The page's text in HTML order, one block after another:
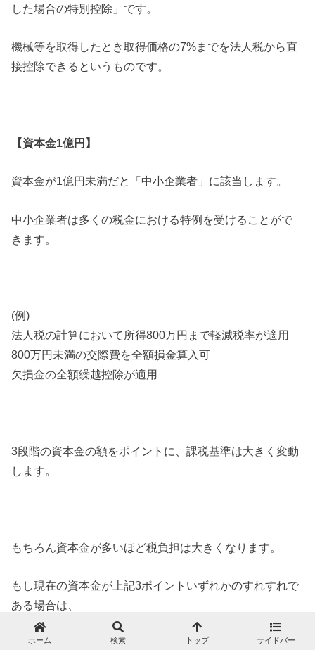
した場合の特別控除」です。
機械等を取得したとき取得価格の7%までを法人税から直
接控除できるというものです。
【資本金1億円】
資本金が1億円未満だと「中小企業者」に該当します。
中小企業者は多くの税金における特例を受けることがで
きます。
(例)
法人税の計算において所得800万円まで軽減税率が適用
800万円未満の交際費を全額損金算入可
欠損金の全額繰越控除が適用
3段階の資本金の額をポイントに、課税基準は大きく変動
します。
もちろん資本金が多いほど税負担は大きくなります。
もし現在の資本金が上記3ポイントいずれかのすれすれで
ある場合は、
1つ下のポイントの資本金の額にしてみることで節税が可
ホーム 検索 トップ サイドバー